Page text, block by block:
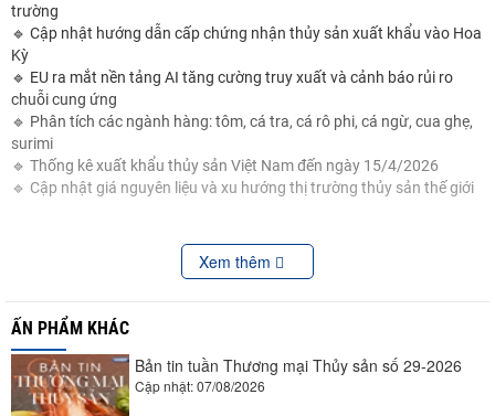
trường
🔹 Cập nhật hướng dẫn cấp chứng nhận thủy sản xuất khẩu vào Hoa
Kỳ
🔹 EU ra mắt nền tảng AI tăng cường truy xuất và cảnh báo rủi ro
chuỗi cung ứng
🔹 Phân tích các ngành hàng: tôm, cá tra, cá rô phi, cá ngừ, cua ghẹ,
surimi
🔹 Thống kê xuất khẩu thủy sản Việt Nam đến ngày 15/4/2026
🔹 Cập nhật giá nguyên liệu và xu hướng thị trường thủy sản thế giới
nguyenyen@vasep.com.vn
Xem thêm
ẤN PHẨM KHÁC
Bản tin tuần Thương mại Thủy sản số 29-2026
Cập nhật: 07/08/2026